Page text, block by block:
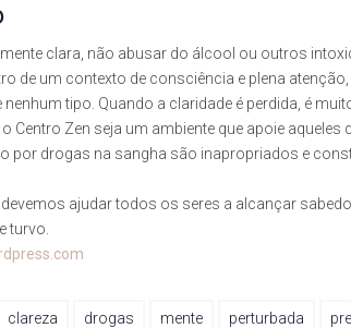
clara, não abusar do álcool ou outros
de um contexto de consciência e plena
tipo. Quando a claridade é perdida, é
Centro Zen seja um ambiente que apoie aqueles
por drogas na sangha são inapropriados e
ajudar todos os seres a alcançar
turvo.
clareza drogas mente perturbada